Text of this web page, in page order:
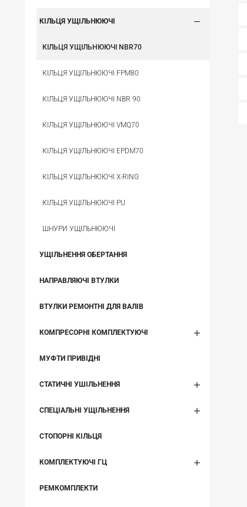
КІЛЬЦЯ УЩІЛЬНЮЮЧІ
КІЛЬЦЯ УЩІЛЬНЮЮЧІ NBR70
КІЛЬЦЯ УЩІЛЬНЮЮЧІ FPM80
КІЛЬЦЯ УЩІЛЬНЮЮЧІ NBR 90
КІЛЬЦЯ УЩІЛЬНЮЮЧІ VMQ70
КІЛЬЦЯ УЩІЛЬНЮЮЧІ EPDM70
КІЛЬЦЯ УЩІЛЬНЮЮЧІ X-RING
КІЛЬЦЯ УЩІЛЬНЮЮЧІ PU
ШНУРИ УЩІЛЬНЮЮЧІ
УЩІЛЬНЕННЯ ОБЕРТАННЯ
НАПРАВЛЯЮЧІ ВТУЛКИ
ВТУЛКИ РЕМОНТНІ ДЛЯ ВАЛІВ
КОМПРЕСОРНІ КОМПЛЕКТУЮЧІ
МУФТИ ПРИВІДНІ
СТАТИЧНІ УШІЛЬНЕННЯ
СПЕЦІАЛЬНІ УЩІЛЬНЕННЯ
СТОПОРНІ КІЛЬЦЯ
КОМПЛЕКТУЮЧІ ГЦ
РЕМКОМПЛЕКТИ